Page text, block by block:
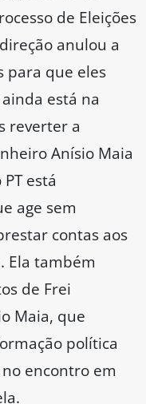
de Eleições
anulou a
para que eles
está na
reverter a
Anísio Maia
está
age sem
contas aos
Ela também
de Frei
Maia, que
política
encontro em